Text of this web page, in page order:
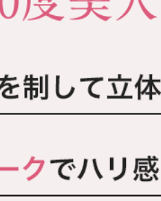
ドレス
プリマ